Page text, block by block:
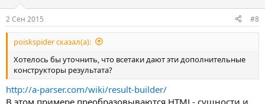
2 Сен 2015 #8
poiskspider сказал(а):
Хотелось бы уточнить, что всетаки дают эти дополнительные
конструкторы результата?
http://a-parser.com/wiki/result-builder/
В этом примере преобразовываются HTML- сущности и